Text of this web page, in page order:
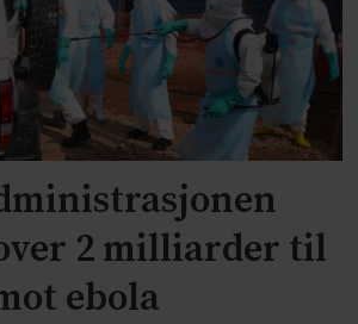
2 milliarder til
ebola